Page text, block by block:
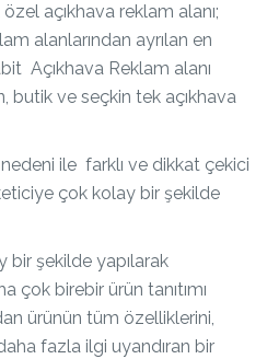
açıkhava reklam alanı;
alanlarından ayrılan en
Açıkhava Reklam alanı
butik ve seçkin tek açıkhava
nedeni ile farklı ve dikkat çekici
çok kolay bir şekilde
bir şekilde yapılarak
çok birebir ürün tanıtımı
ürünün tüm özelliklerini,
fazla ilgi uyandıran bir